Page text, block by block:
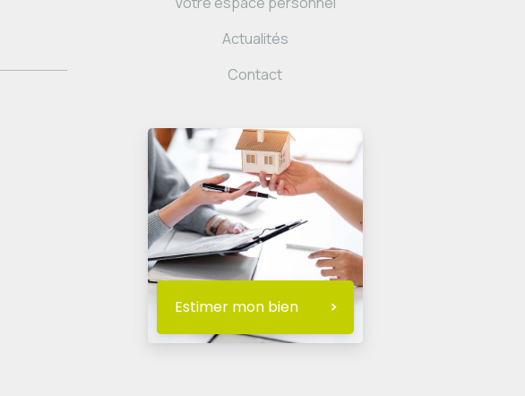
Actualités
Contact
Estimer mon bien